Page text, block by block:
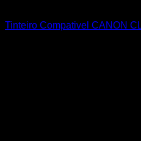
Tinteiro Compativel CANON